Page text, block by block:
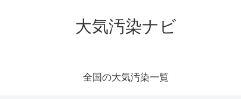
大気汚染ナビ
全国の大気汚染一覧